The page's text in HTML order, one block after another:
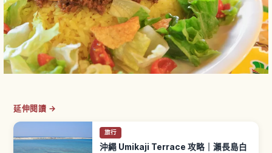
延伸閱讀 →
旅行
沖繩 Umikaji Terrace 攻略｜瀨長島白